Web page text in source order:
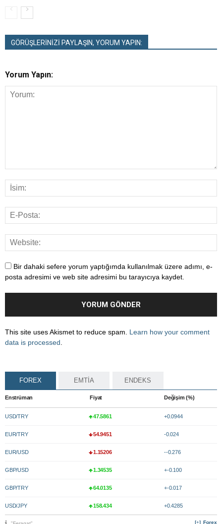
GÖRÜŞLERİNİZİ PAYLAŞIN, YORUM YAPIN:
Yorum Yapın:
Bir dahaki sefere yorum yaptığımda kullanılmak üzere adımı, e-
posta adresimi ve web site adresimi bu tarayıcıya kaydet.
This site uses Akismet to reduce spam. Learn how your comment
data is processed
FOREX EMTİA ENDEKS
Enstrüman Fiyat Değişim (%)
USD/TRY 47.5861 +0.0944
EUR/TRY 54.9451 -0.024
EUR/USD 1.15206 --0.276
GBP/USD 1.34535 +-0.100
GBP/TRY 64.0135 +-0.017
USD/JPY 158.434 +0.4285
Forex